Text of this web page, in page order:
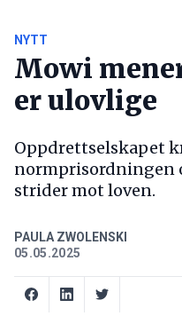
NYTT
Mowi
er ulovlige
Oppdrettselskapet
normprisordningen
strider mot loven.
PAULA ZWOLENSKI
05.05.2025